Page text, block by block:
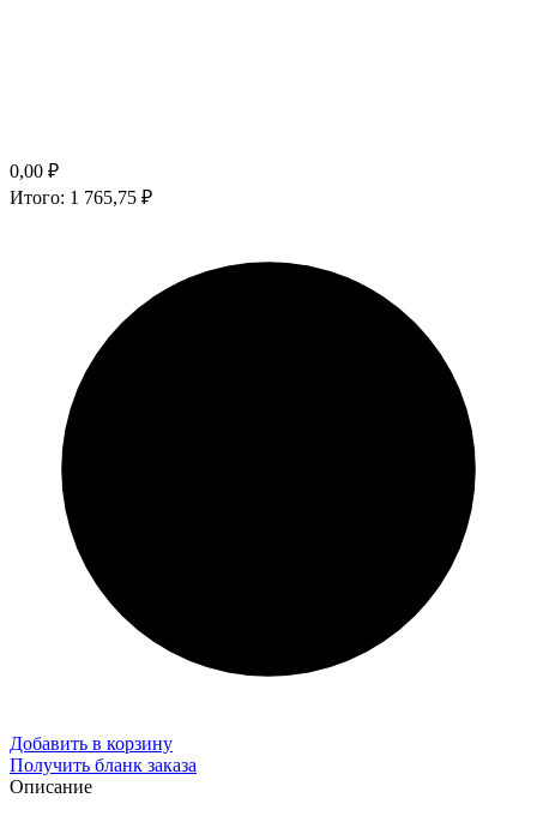
0,00 ₽
Итого: 1 765,75 ₽
Добавить в корзину
Получить бланк заказа
Описание